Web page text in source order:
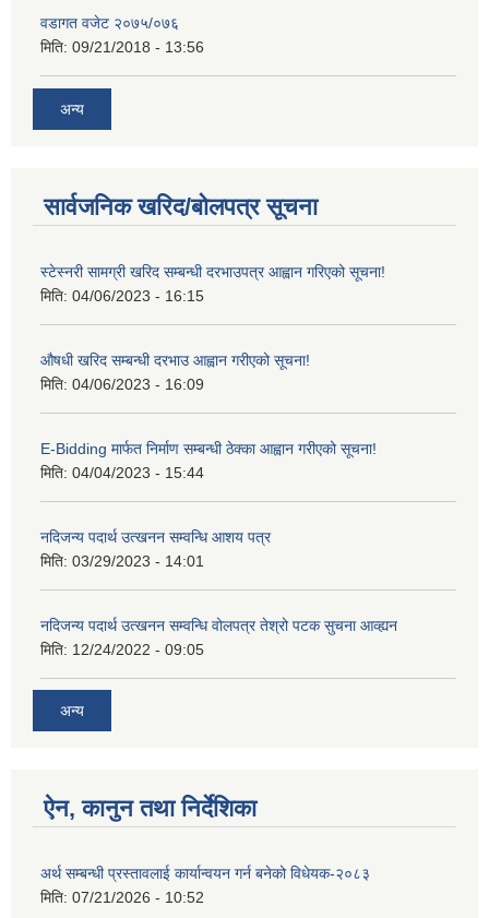
वडागत वजेट २०७५/०७६
मिति: 09/21/2018 - 13:56
अन्य
सार्वजनिक खरिद/बोलपत्र सूचना
स्टेस्नरी सामग्री खरिद सम्बन्धी दरभाउपत्र आह्वान गरिएको सूचना!
मिति: 04/06/2023 - 16:15
औषधी खरिद सम्बन्धी दरभाउ आह्वान गरीएको सूचना!
मिति: 04/06/2023 - 16:09
E-Bidding मार्फत निर्माण सम्बन्धी ठेक्का आह्वान गरीएको सूचना!
मिति: 04/04/2023 - 15:44
नदिजन्य पदार्थ उत्खनन सम्वन्धि आशय पत्र
मिति: 03/29/2023 - 14:01
नदिजन्य पदार्थ उत्खनन सम्वन्धि वोलपत्र तेश्रो पटक सुचना आव्ह्यन
मिति: 12/24/2022 - 09:05
अन्य
ऐन, कानुन तथा निर्देशिका
अर्थ सम्बन्धी प्रस्तावलाई कार्यान्वयन गर्न बनेको विधेयक-२०८३
मिति: 07/21/2026 - 10:52